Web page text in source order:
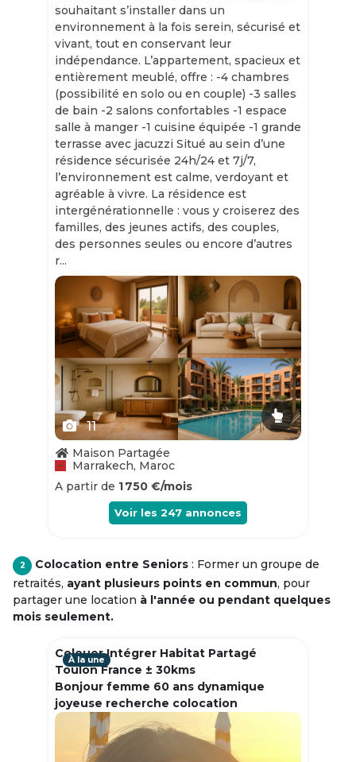
souhaitant s’installer dans un
environnement à la fois serein, sécurisé et
vivant, tout en conservant leur
indépendance. L’appartement, spacieux et
entièrement meublé, offre : -4 chambres
(possibilité en solo ou en couple) -3 salles
de bain -2 salons confortables -1 espace
salle à manger -1 cuisine équipée -1 grande
terrasse avec jacuzzi Situé au sein d’une
résidence sécurisée 24h/24 et 7j/7,
l’environnement est calme, verdoyant et
agréable à vivre. La résidence est
intergénérationnelle : vous y croiserez des
familles, des jeunes actifs, des couples,
des personnes seules ou encore d’autres
r...
Slide 1 of 11
11
Maison Partagée
Marrakech, Maroc
A partir de 1 750 €/mois
Voir les 247 annonces
2 Colocation entre Seniors : Former un groupe de
retraités, ayant plusieurs points en commun, pour
partager une location à l'année ou pendant quelques
mois seulement.
Colouer Intégrer Habitat Partagé
Toulon France ± 30kms
Bonjour femme 60 ans dynamique
joyeuse recherche colocation
À la une